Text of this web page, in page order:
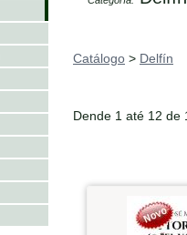
Catálogo > Delfín
Dende 1 até 12 de